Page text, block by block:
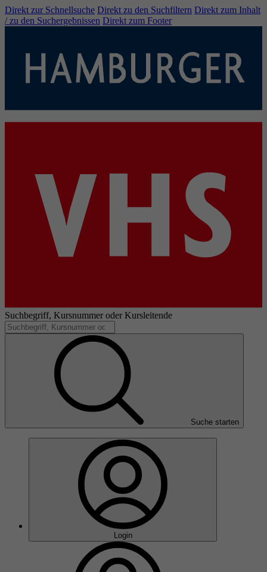
Direkt zur Schnellsuche Direkt zu den Suchfiltern Direkt zum Inhalt
/ zu den Suchergebnissen Direkt zum Footer
Suchbegriff, Kursnummer oder Kursleitende
Suche starten
Login